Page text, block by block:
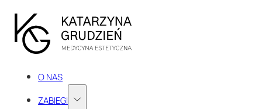
O NAS
ZABIEGI